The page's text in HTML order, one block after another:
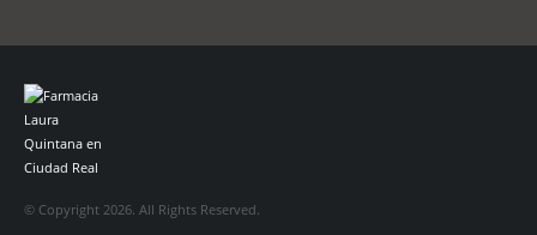
© Copyright 2026. All Rights Reserved.